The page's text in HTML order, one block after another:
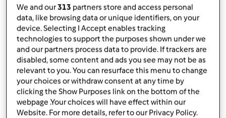
daOspite
published: 09-05-2017
modificata: 15-05-2017
Aggiungi alle mie raccolte
condividi la ricetta
Crea variante
We and our313 partners store and access personal
data, like browsing data or unique identifiers, on your
device. Selecting I Accept enables tracking
technologies to support the purposes shown under we
and our partners process data to provide. If trackers are
disabled, some content and ads you see may not be as
relevant to you. You can resurface this menu to change
your choices or withdraw consent at any time by
clicking the Show Purposes link on the bottom of the
webpage .Your choices will have effect within our
Website. For more details, refer to our Privacy Policy.